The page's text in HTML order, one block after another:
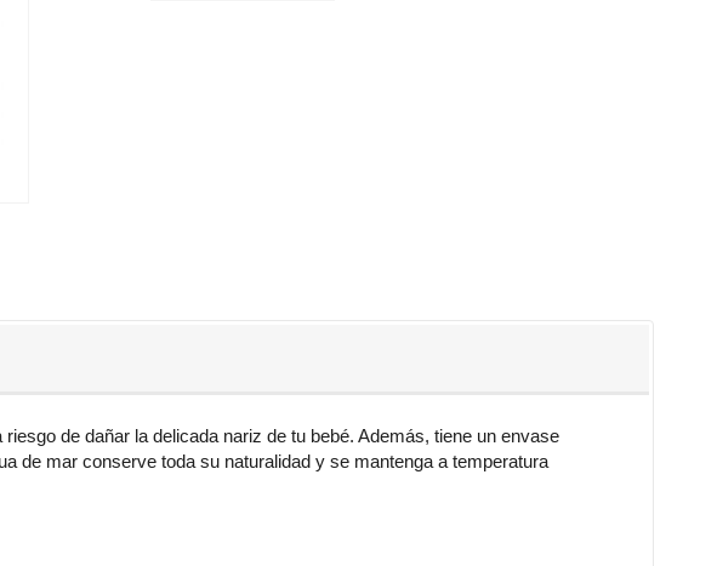
de dañar la delicada nariz de tu bebé. Además, tiene un envase
de mar conserve toda su naturalidad y se mantenga a temperatura